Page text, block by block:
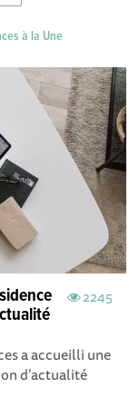
à la Une
2245
a accueilli une
d’actualité